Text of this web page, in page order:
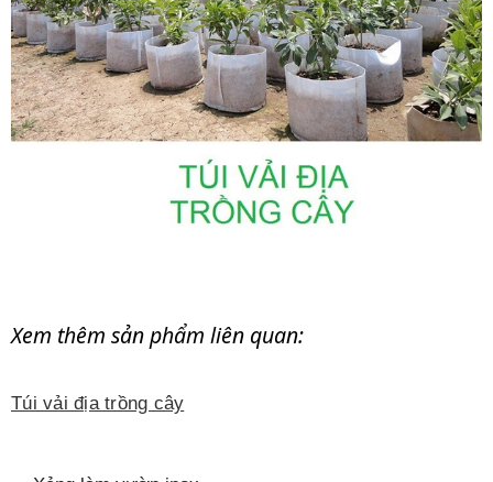
Xem thêm sản phẩm liên quan:
Túi vải địa trồng cây